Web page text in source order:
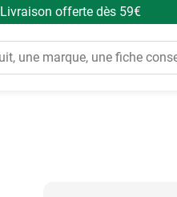
Livraison offerte dès 59€